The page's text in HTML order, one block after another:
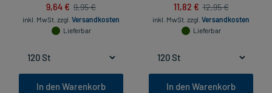
9,64 € 9,95 €
inkl. MwSt. zzgl. Versandkosten
Lieferbar
In den Warenkorb
11,82 € 12,95 €
inkl. MwSt. zzgl. Versandkosten
Lieferbar
In den Warenkorb